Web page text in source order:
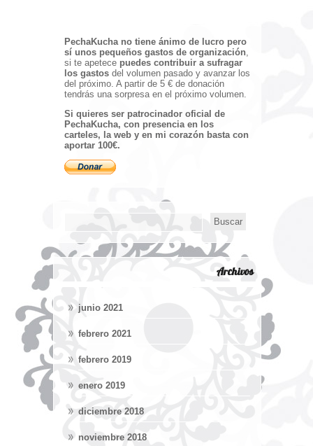
PechaKucha no tiene ánimo de lucro pero
sí unos pequeños gastos de organización
si te apetece puedes contribuir a sufragar
los gastos del volumen pasado y avanzar los
del próximo. A partir de 5 € de donación
tendrás una sorpresa en el próximo volumen.
Si quieres ser patrocinador oficial de
PechaKucha, con presencia en los
carteles, la web y en mi corazón basta con
aportar 100€.
Archivos
junio 2021
febrero 2021
febrero 2019
enero 2019
diciembre 2018
noviembre 2018